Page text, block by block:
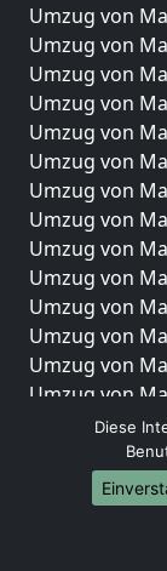
Umzug von
Umzug von
Umzug von
Umzug von
Umzug von
Umzug von
Umzug von
Umzug von
Umzug von
Umzug von
Umzug von
Umzug von
Umzug von
Umzug von
Umzug von
Umzug von
Umzug von
Umzug von
Umzug von
Diese